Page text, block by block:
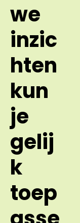
we
inzic
hten
kun
je
gelij
k
toep